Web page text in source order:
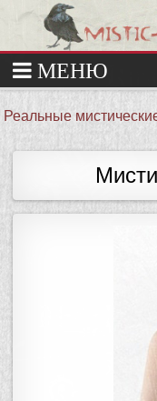
Реальные